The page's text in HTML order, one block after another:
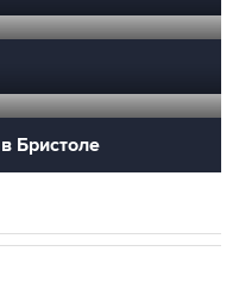
Бристоле